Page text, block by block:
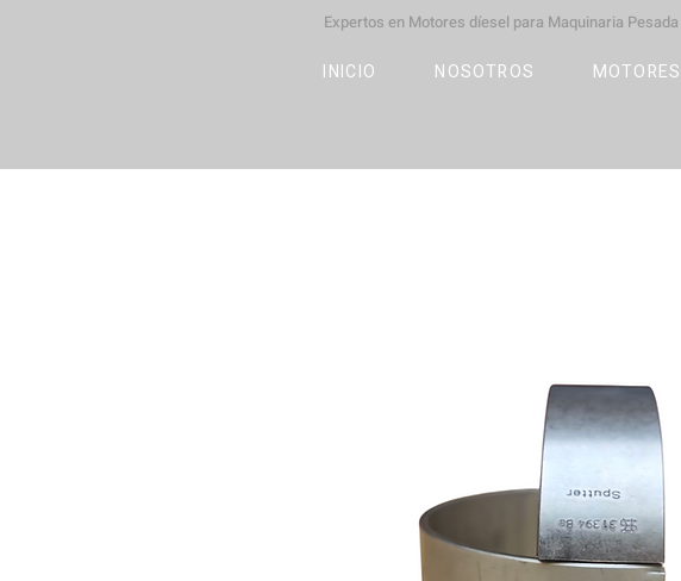
Expertos en Motores díesel para Maquinaria Pesada
INICIO NOSOTROS MOTORES